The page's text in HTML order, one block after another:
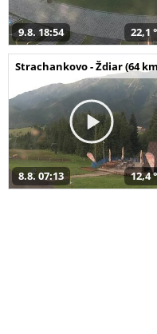
9.8. 18:54 22,1
Strachankovo - Ždiar (64
8.8. 07:13 12,4